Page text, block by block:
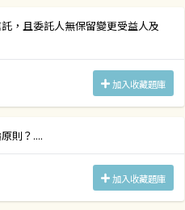
，且委託人無保留變更受益人及
加入收藏題庫
則？....
加入收藏題庫